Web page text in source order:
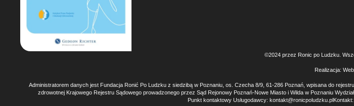
©2024 przez Ronic po Ludzku.
Realizacja:
Administratorem danych jest Fundacja Ronić Po Ludzku z siedzibą w Poznaniu, os. Czecha 8/9, 61-286 Poznań, wpisana do
zdrowotnej Krajowego Rejestru Sądowego prowadzonego przez Sąd Rejonowy Poznań-Nowe Miasto i Wilda w Poznaniu
Punkt kontaktowy Usługodawcy: